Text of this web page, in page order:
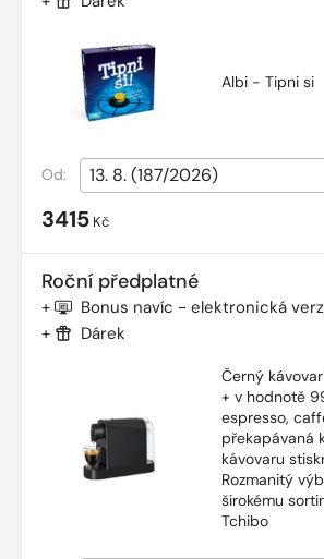
Albi - Tipni si
Od:
3415 Kč
Roční předplatné
+ Bonus navíc - elektronická
+ Dárek
Černý kávovar
+ v hodnotě
espresso,
překapávaná
kávovaru
Rozmanitý
širokému
Tchibo